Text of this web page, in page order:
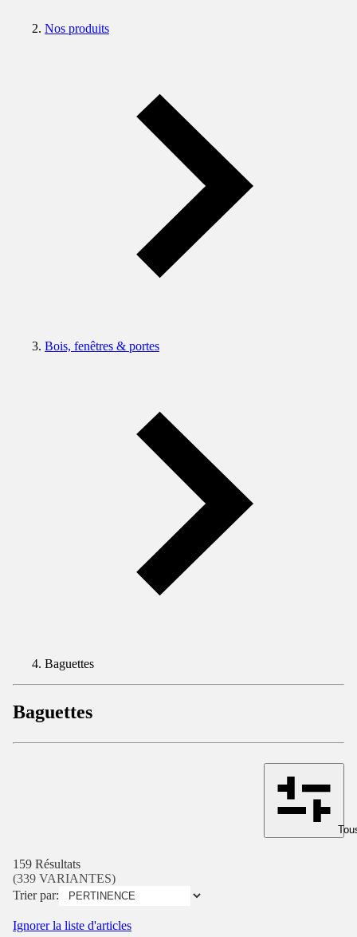
Nos produits
Bois, fenêtres & portes
Baguettes
Baguettes
159 Résultats
(339 VARIANTES)
Trier par:
Ignorer la liste d'articles